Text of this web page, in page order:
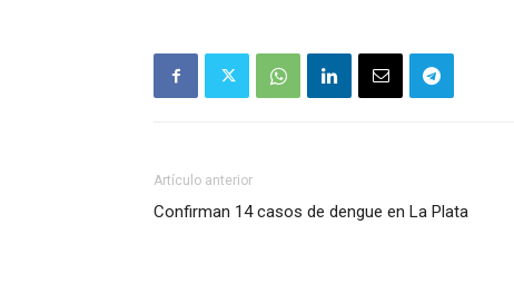
Artículo anterior
Confirman 14 casos de dengue en La Plata